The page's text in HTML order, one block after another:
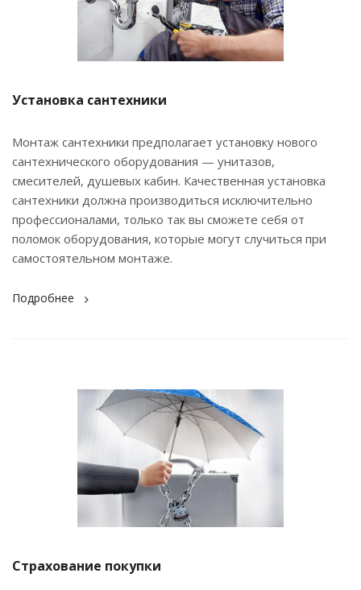
Установка сантехники
Монтаж сантехники предполагает установку нового
сантехнического оборудования — унитазов,
смесителей, душевых кабин. Качественная установка
сантехники должна производиться исключительно
профессионалами, только так вы сможете себя от
поломок оборудования, которые могут случиться при
самостоятельном монтаже.
Подробнее
Страхование покупки